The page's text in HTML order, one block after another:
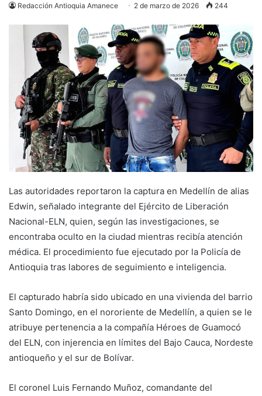
Redacción Antioquia Amanece 2 de marzo de 2026 244
Las autoridades reportaron la captura en Medellín de alias
Edwin, señalado integrante del Ejército de Liberación
Nacional-ELN, quien, según las investigaciones, se
encontraba oculto en la ciudad mientras recibía atención
médica. El procedimiento fue ejecutado por la Policía de
Antioquia tras labores de seguimiento e inteligencia.
El capturado habría sido ubicado en una vivienda del barrio
Santo Domingo, en el nororiente de Medellín, a quien se le
atribuye pertenencia a la compañía Héroes de Guamocó
del ELN, con injerencia en límites del Bajo Cauca, Nordeste
antioqueño y el sur de Bolívar.
El coronel Luis Fernando Muñoz, comandante del